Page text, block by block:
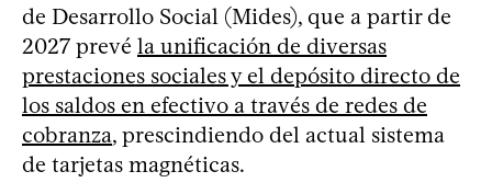
de Desarrollo Social (Mides), que a partir de
2027 prevé la unificación de diversas
prestaciones sociales y el depósito directo de
los saldos en efectivo a través de redes de
cobranza, prescindiendo del actual sistema
de tarjetas magnéticas.